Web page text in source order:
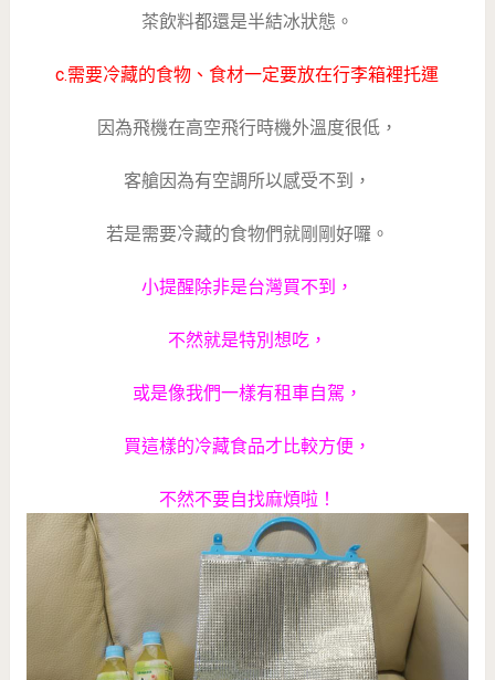
茶飲料都還是半結冰狀態。
c.需要冷藏的食物、食材一定要放在行李箱裡托運
因為飛機在高空飛行時機外溫度很低，
客艙因為有空調所以感受不到，
若是需要冷藏的食物們就剛剛好囉。
小提醒除非是台灣買不到，
不然就是特別想吃，
或是像我們一樣有租車自駕，
買這樣的冷藏食品才比較方便，
不然不要自找麻煩啦！